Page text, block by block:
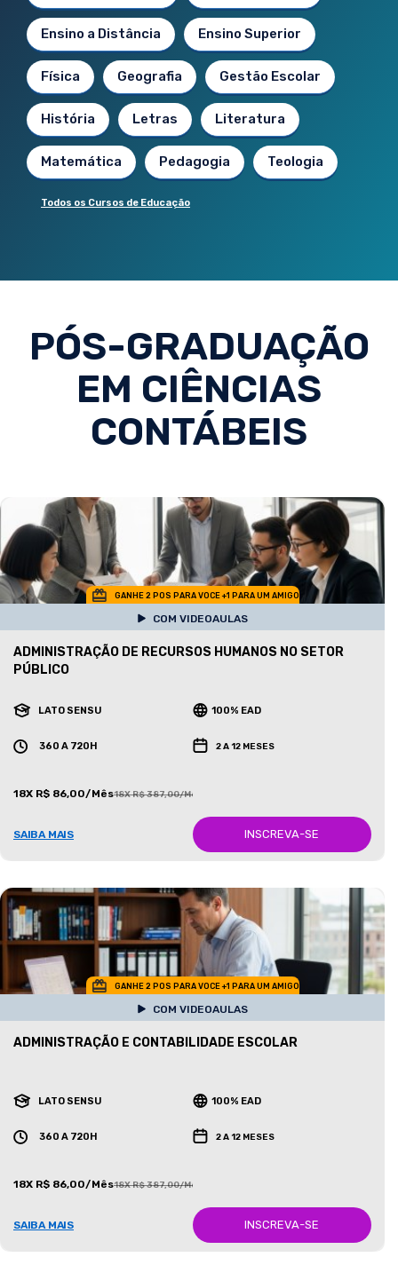
Ensino a Distância Ensino Superior
Física Geografia Gestão Escolar
História Letras Literatura
Matemática Pedagogia Teologia
Todos os Cursos de Educação
PÓS-GRADUAÇÃO
EM CIÊNCIAS
CONTÁBEIS
GANHE 2 POS PARA VOCE +1 PARA UM AMIGO
COM VIDEOAULAS
ADMINISTRAÇÃO DE RECURSOS HUMANOS NO SETOR
PÚBLICO
LATO SENSU 100% EAD
360 A 720H 2 A 12 MESES
18X R$ 86,00/Mês18X R$ 387,00/Mês
SAIBA MAIS INSCREVA-SE
GANHE 2 POS PARA VOCE +1 PARA UM AMIGO
COM VIDEOAULAS
ADMINISTRAÇÃO E CONTABILIDADE ESCOLAR
LATO SENSU 100% EAD
360 A 720H 2 A 12 MESES
18X R$ 86,00/Mês18X R$ 387,00/Mês
SAIBA MAIS INSCREVA-SE